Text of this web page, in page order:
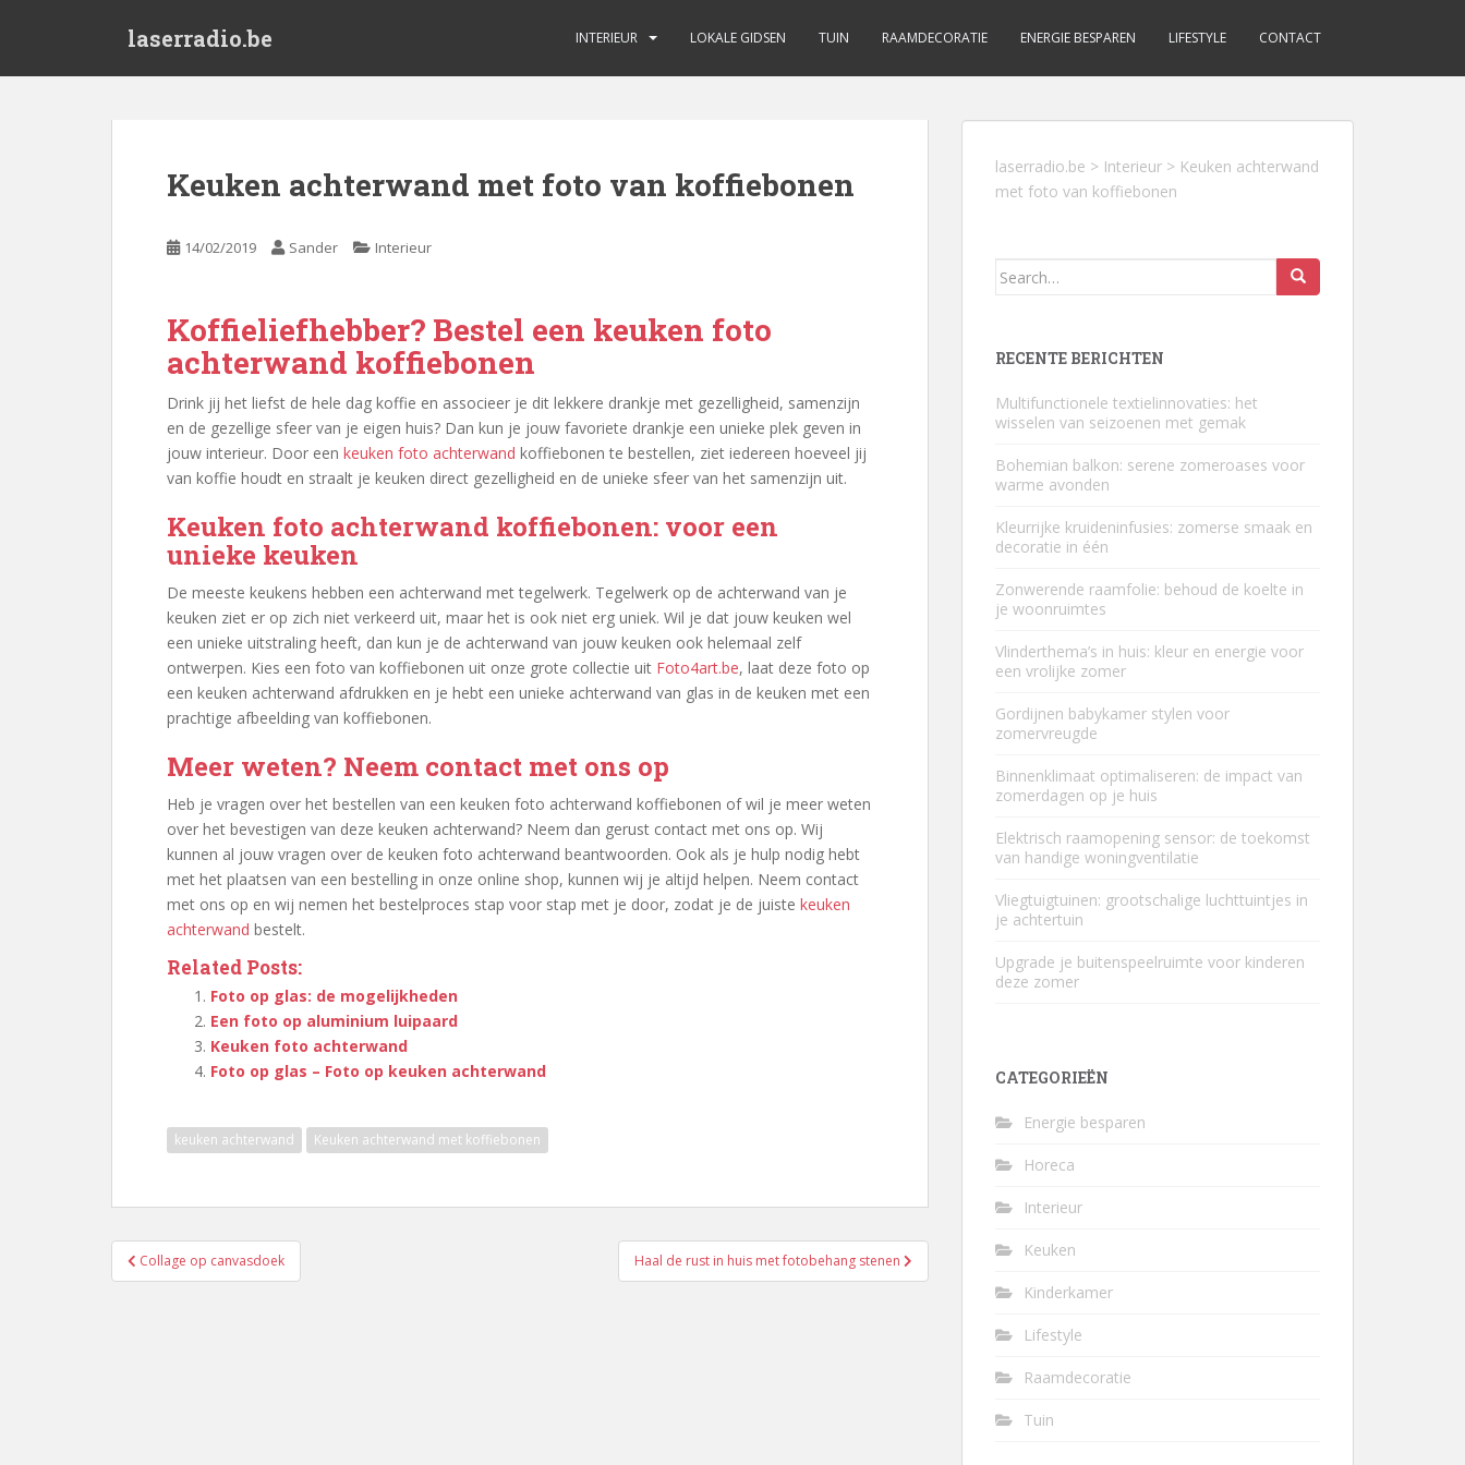
laserradio.be INTERIEUR LOKALE GIDSEN TUIN RAAMDECORATIE ENERGIE BESPAREN LIFESTYLE CONTACT
Keuken achterwand met foto van koffiebonen
14/02/2019 Sander Interieur
Koffieliefhebber? Bestel een keuken foto
achterwand koffiebonen
Drink jij het liefst de hele dag koffie en associeer je dit lekkere drankje met gezelligheid, samenzijn
en de gezellige sfeer van je eigen huis? Dan kun je jouw favoriete drankje een unieke plek geven in
jouw interieur. Door een keuken foto achterwand koffiebonen te bestellen, ziet iedereen hoeveel jij
van koffie houdt en straalt je keuken direct gezelligheid en de unieke sfeer van het samenzijn uit.
Keuken foto achterwand koffiebonen: voor een
unieke keuken
De meeste keukens hebben een achterwand met tegelwerk. Tegelwerk op de achterwand van je
keuken ziet er op zich niet verkeerd uit, maar het is ook niet erg uniek. Wil je dat jouw keuken wel
een unieke uitstraling heeft, dan kun je de achterwand van jouw keuken ook helemaal zelf
ontwerpen. Kies een foto van koffiebonen uit onze grote collectie uit Foto4art.be, laat deze foto op
een keuken achterwand afdrukken en je hebt een unieke achterwand van glas in de keuken met een
prachtige afbeelding van koffiebonen.
Meer weten? Neem contact met ons op
Heb je vragen over het bestellen van een keuken foto achterwand koffiebonen of wil je meer weten
over het bevestigen van deze keuken achterwand? Neem dan gerust contact met ons op. Wij
kunnen al jouw vragen over de keuken foto achterwand beantwoorden. Ook als je hulp nodig hebt
met het plaatsen van een bestelling in onze online shop, kunnen wij je altijd helpen. Neem contact
met ons op en wij nemen het bestelproces stap voor stap met je door, zodat je de juiste keuken
achterwand bestelt.
Related Posts:
Foto op glas: de mogelijkheden
Een foto op aluminium luipaard
Keuken foto achterwand
Foto op glas – Foto op keuken achterwand
keuken achterwand Keuken achterwand met koffiebonen
Berichtnavigatie
Collage op canvasdoek Haal de rust in huis met fotobehang stenen
laserradio.be > Interieur > Keuken achterwand
met foto van koffiebonen
Search
RECENTE BERICHTEN
Multifunctionele textielinnovaties: het
wisselen van seizoenen met gemak
Bohemian balkon: serene zomeroases voor
warme avonden
Kleurrijke kruideninfusies: zomerse smaak en
decoratie in één
Zonwerende raamfolie: behoud de koelte in
je woonruimtes
Vlinderthema’s in huis: kleur en energie voor
een vrolijke zomer
Gordijnen babykamer stylen voor
zomervreugde
Binnenklimaat optimaliseren: de impact van
zomerdagen op je huis
Elektrisch raamopening sensor: de toekomst
van handige woningventilatie
Vliegtuigtuinen: grootschalige luchttuintjes in
je achtertuin
Upgrade je buitenspeelruimte voor kinderen
deze zomer
CATEGORIEËN
Energie besparen
Horeca
Interieur
Keuken
Kinderkamer
Lifestyle
Raamdecoratie
Tuin